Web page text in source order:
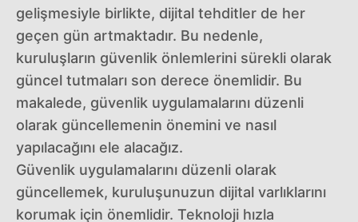
gelişmesiyle birlikte, dijital tehditler de her
geçen gün artmaktadır. Bu nedenle,
kuruluşların güvenlik önlemlerini sürekli olarak
güncel tutmaları son derece önemlidir. Bu
makalede, güvenlik uygulamalarını düzenli
olarak güncellemenin önemini ve nasıl
yapılacağını ele alacağız.
Güvenlik uygulamalarını düzenli olarak
güncellemek, kuruluşunuzun dijital varlıklarını
korumak için önemlidir. Teknoloji hızla